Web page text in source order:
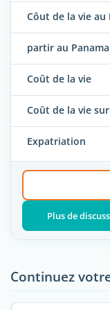
Côut de la vie au
partir au Panama
Coût de la vie
Coût de la vie
Expatriation
Plus de
Continuez